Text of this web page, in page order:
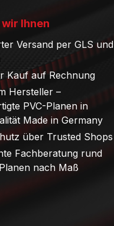
Ihnen
Versand per GLS und
Kauf auf Rechnung
Hersteller –
PVC-Planen in
Made in Germany
über Trusted Shops
Fachberatung rund
nach Maß